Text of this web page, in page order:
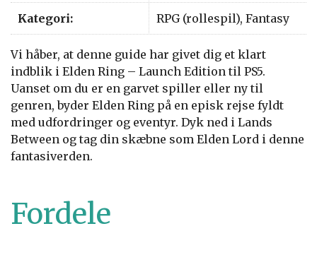
Kategori: RPG (rollespil), Fantasy
Vi håber, at denne guide har givet dig et klart
indblik i Elden Ring – Launch Edition til PS5.
Uanset om du er en garvet spiller eller ny til
genren, byder Elden Ring på en episk rejse fyldt
med udfordringer og eventyr. Dyk ned i Lands
Between og tag din skæbne som Elden Lord i denne
fantasiverden.
Fordele